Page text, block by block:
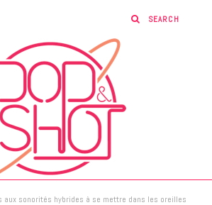
aux sonorités hybrides à se mettre dans les oreilles